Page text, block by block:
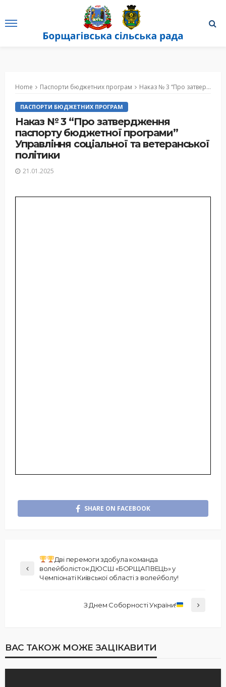
Home Паспорти бюджетних програм Наказ № 3 “Про затвердження паспорту бюджетної програми” Управління соціальної та ветеранської політики
ПАСПОРТИ БЮДЖЕТНИХ ПРОГРАМ
Наказ № 3 “Про затвердження
паспорту бюджетної програми”
Управління соціальної та ветеранської
політики
21.01.2025
SHARE ON FACEBOOK
Дві перемоги здобула команда
волейболісток ДЮСШ «БОРЩАГІВЕЦЬ» у
Чемпіонаті Київської області з волейболу!
З Днем Соборності України!
ВАС ТАКОЖ МОЖЕ ЗАЦІКАВИТИ